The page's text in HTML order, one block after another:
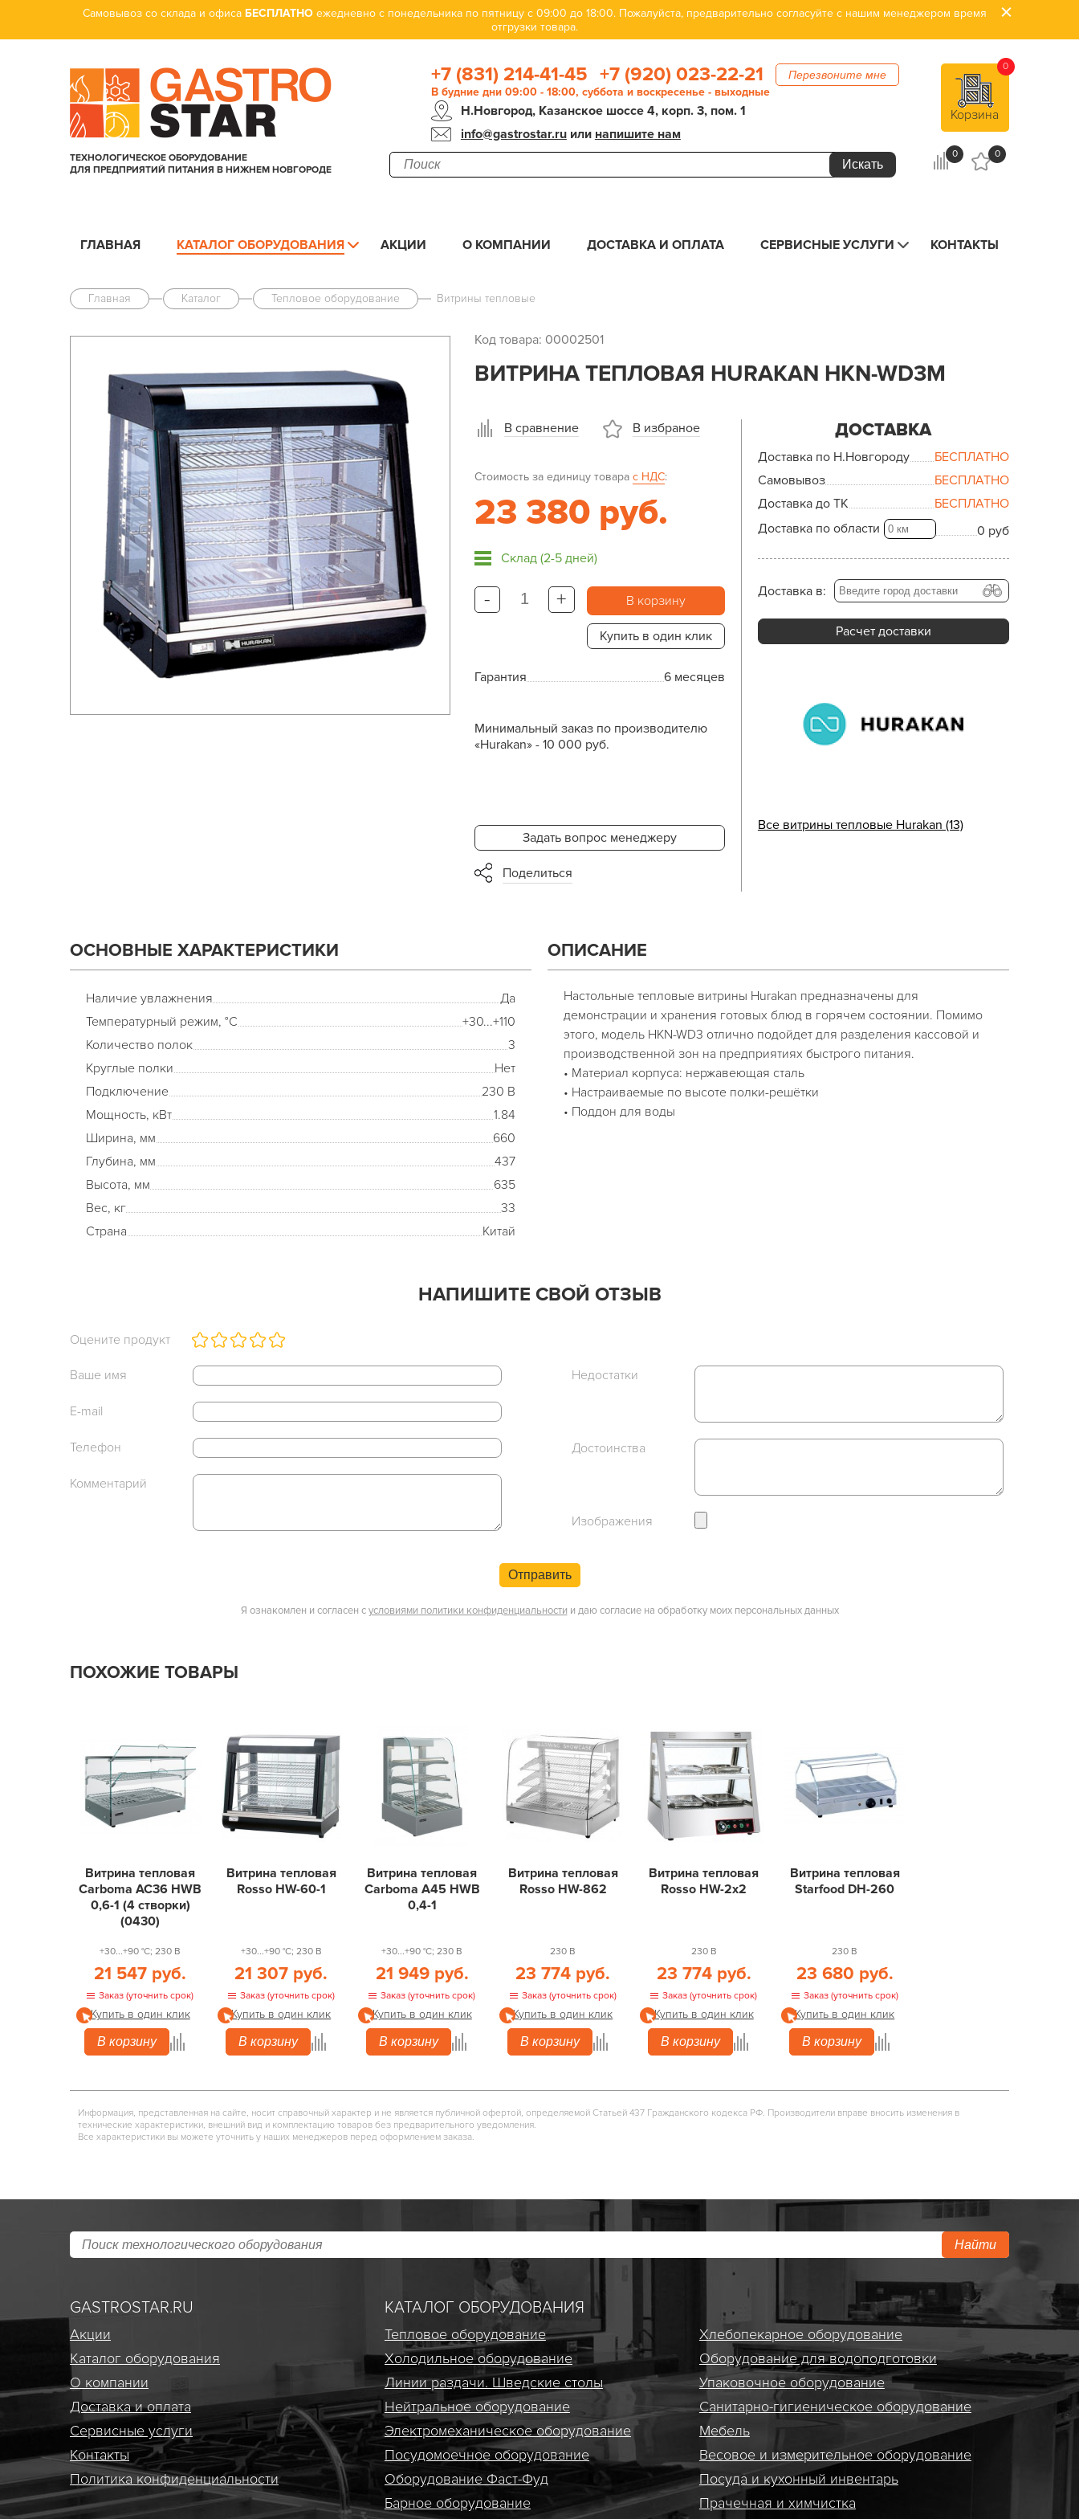
Самовывоз со склада и офиса БЕСПЛАТНО ежедневно с понедельника по пятницу с 09:00 до 18:00. Пожалуйста, предварительно согласуйте с нашим менеджером время
отгрузки товара.
ТЕХНОЛОГИЧЕСКОЕ ОБОРУДОВАНИЕ
ДЛЯ ПРЕДПРИЯТИЙ ПИТАНИЯ В НИЖНЕМ НОВГОРОДЕ
+7 (831) 214-41-45 +7 (920) 023-22-21 Перезвоните мне
В будние дни 09:00 - 18:00, суббота и воскресенье - выходные
Н.Новгород, Казанское шоссе 4, корп. 3, пом. 1
info@gastrostar.ruили напишите нам
Корзина
0
0 0
ГЛАВНАЯ КАТАЛОГ ОБОРУДОВАНИЯ АКЦИИ О КОМПАНИИ ДОСТАВКА И ОПЛАТА СЕРВИСНЫЕ УСЛУГИ КОНТАКТЫ
Главная Каталог Тепловое оборудование Витрины тепловые
Код товара: 00002501
ВИТРИНА ТЕПЛОВАЯ HURAKAN HKN-WD3M
В сравнение В избраное
Стоимость за единицу товара с НДС:
23 380 руб.
Склад (2-5 дней)
- + В корзину
Купить в один клик
Гарантия 6 месяцев
Минимальный заказ по производителю
«Hurakan» - 10 000 руб.
Задать вопрос менеджеру
Поделиться
ДОСТАВКА
Доставка по Н.Новгороду
БЕСПЛАТНО
Самовывоз
БЕСПЛАТНО
Доставка до ТК
БЕСПЛАТНО
Доставка по области
0 руб
Доставка в:
Расчет доставки
Все витрины тепловые Hurakan (13)
ОСНОВНЫЕ ХАРАКТЕРИСТИКИ
Наличие увлажнения
Да
Температурный режим, °С
+30...+110
Количество полок
3
Круглые полки
Нет
Подключение
230 В
Мощность, кВт
1.84
Ширина, мм
660
Глубина, мм
437
Высота, мм
635
Вес, кг
33
Страна
Китай
ОПИСАНИЕ
Настольные тепловые витрины Hurakan предназначены для
демонстрации и хранения готовых блюд в горячем состоянии. Помимо
этого, модель HKN-WD3 отлично подойдет для разделения кассовой и
производственной зон на предприятиях быстрого питания.
• Материал корпуса: нержавеющая сталь
• Настраиваемые по высоте полки-решётки
• Поддон для воды
НАПИШИТЕ СВОЙ ОТЗЫВ
Оцените продукт
Ваше имя
E-mail
Телефон
Комментарий
Недостатки
Достоинства
Изображения
Отправить
Я ознакомлен и согласен сусловиями политики конфиденциальности и даю согласие на обработку моих персональных данных
ПОХОЖИЕ ТОВАРЫ
Витрина тепловая
Carboma AC36 HWB
0,6-1 (4 створки)
(0430)
+30...+90 °С; 230 В
21 547 руб.
Заказ (уточнить срок)
Купить в один клик
В корзину
Витрина тепловая
Rosso HW-60-1
+30...+90 °С; 230 В
21 307 руб.
Заказ (уточнить срок)
Купить в один клик
В корзину
Витрина тепловая
Carboma A45 HWB
0,4-1
+30...+90 °С; 230 В
21 949 руб.
Заказ (уточнить срок)
Купить в один клик
В корзину
Витрина тепловая
Rosso HW-862
230 В
23 774 руб.
Заказ (уточнить срок)
Купить в один клик
В корзину
Витрина тепловая
Rosso HW-2x2
230 В
23 774 руб.
Заказ (уточнить срок)
Купить в один клик
В корзину
Витрина тепловая
Starfood DH-260
230 В
23 680 руб.
Заказ (уточнить срок)
Купить в один клик
В корзину
Информация, представленная на сайте, носит справочный характер и не является публичной офертой, определяемой Статьей 437 Гражданского кодекса РФ. Производители вправе вносить изменения в
технические характеристики, внешний вид и комплектацию товаров без предварительного уведомления.
Все характеристики вы можете уточнить у наших менеджеров перед оформлением заказа.
Найти
GASTROSTAR.RU
Акции
Каталог оборудования
О компании
Доставка и оплата
Сервисные услуги
Контакты
Политика конфиденциальности
КАТАЛОГ ОБОРУДОВАНИЯ
Тепловое оборудование
Холодильное оборудование
Линии раздачи. Шведские столы
Нейтральное оборудование
Электро­механическое оборудование
Посудомоечное оборудование
Оборудование Фаст-Фуд
Барное оборудование
Хлебопекарное оборудование
Оборудование для водоподготовки
Упаковочное оборудование
Санитарно-гигиеническое оборудование
Мебель
Весовое и измерительное оборудование
Посуда и кухонный инвентарь
Прачечная и химчистка